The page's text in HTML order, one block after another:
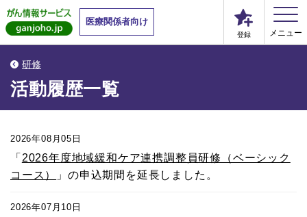
医療関係者向け
登録 メニュー
研修
活動履歴一覧
2026年08月05日
「 2026年度地域緩和ケア連携調整員研修（ベーシック
コース）
」の申込期間を延長しました。
2026年07月10日